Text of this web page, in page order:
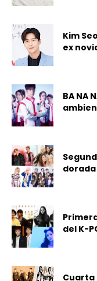
Kim
ex
BA NA
dorada
del K-
Cuarta